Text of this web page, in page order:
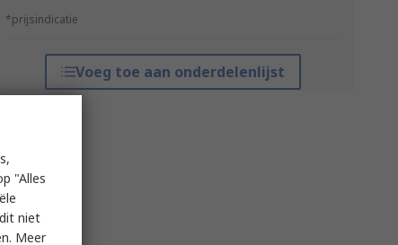
*prijsindicatie
Voeg toe aan onderdelenlijst
"Alles
niet
Meer